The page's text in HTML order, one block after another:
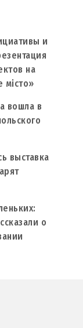
и
на
вошла в
выставка
о